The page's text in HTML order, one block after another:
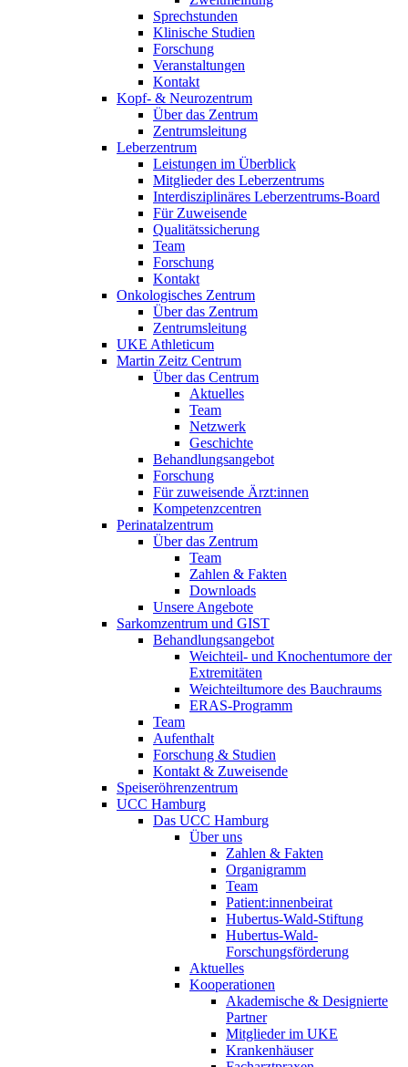
Sprechstunden
Klinische Studien
Forschung
Veranstaltungen
Kontakt
Kopf- & Neurozentrum
Über das Zentrum
Zentrumsleitung
Leberzentrum
Leistungen im Überblick
Mitglieder des Leberzentrums
Interdisziplinäres Leberzentrums-Board
Für Zuweisende
Qualitätssicherung
Team
Forschung
Kontakt
Onkologisches Zentrum
Über das Zentrum
Zentrumsleitung
UKE Athleticum
Martin Zeitz Centrum
Über das Centrum
Aktuelles
Team
Netzwerk
Geschichte
Behandlungsangebot
Forschung
Für zuweisende Ärzt:innen
Kompetenzcentren
Perinatalzentrum
Über das Zentrum
Team
Zahlen & Fakten
Downloads
Unsere Angebote
Sarkomzentrum und GIST
Behandlungsangebot
Weichteil- und Knochentumore der
Extremitäten
Weichteiltumore des Bauchraums
ERAS-Programm
Team
Aufenthalt
Forschung & Studien
Kontakt & Zuweisende
Speiseröhrenzentrum
UCC Hamburg
Das UCC Hamburg
Über uns
Zahlen & Fakten
Organigramm
Team
Patient:innenbeirat
Hubertus-Wald-Stiftung
Hubertus-Wald-
Forschungsförderung
Aktuelles
Kooperationen
Akademische & Designierte
Partner
Mitglieder im UKE
Krankenhäuser